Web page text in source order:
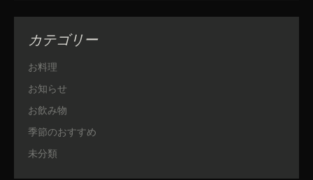
カテゴリー
お料理
お知らせ
お飲み物
季節のおすすめ
未分類